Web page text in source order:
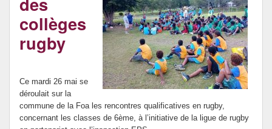
collèges
rugby
Ce mardi 26 mai se
déroulait sur la
commune de la Foa les rencontres qualificatives en rugby,
concernant les classes de 6ème, à l’initiative de la ligue de rugby